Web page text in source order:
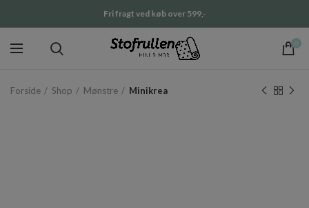
Fri fragt ved køb over 599,-
0
Forside Shop Mønstre Minikrea